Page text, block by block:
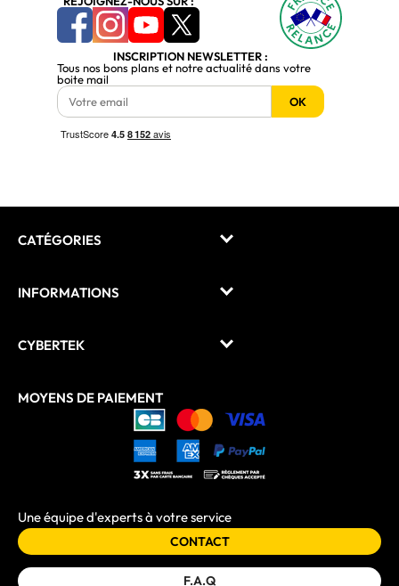
INSCRIPTION NEWSLETTER :
Tous nos bons plans et notre actualité dans votre
boite mail
OK
CATÉGORIES
INFORMATIONS
CYBERTEK
MOYENS DE PAIEMENT
Une équipe d'experts à votre service
CONTACT
F.A.Q